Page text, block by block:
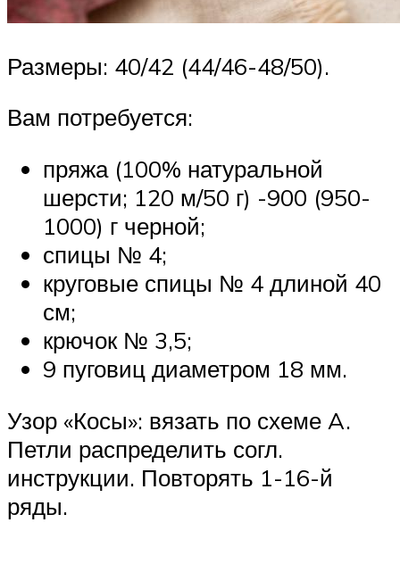
Размеры: 40/42 (44/46-48/50).
Вам потребуется:
пряжа (100% натуральной
шерсти; 120 м/50 г) -900 (950-
1000) г черной;
спицы № 4;
круговые спицы № 4 длиной 40
см;
крючок № 3,5;
9 пуговиц диаметром 18 мм.
Узор «Косы»: вязать по схеме A.
Петли распределить согл.
инструкции. Повторять 1-16-й
ряды.